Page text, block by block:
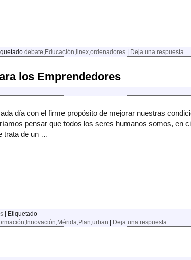
debate Educación linex ordenadores | Deja una respuesta
los Emprendedores
día con el firme propósito de mejorar nuestras
pensar que todos los seres humanos somos, en
trata de un …
Etiquetado
Innovación Mérida Plan urban Deja una respuesta